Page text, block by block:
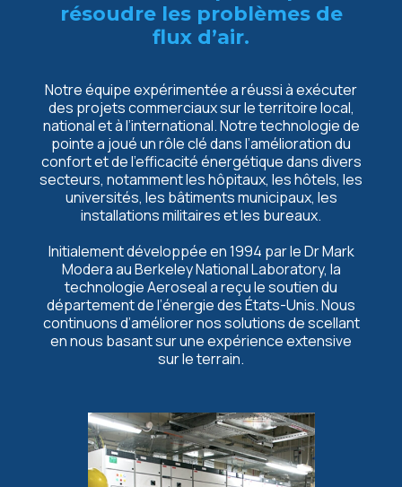
résoudre les problèmes de
flux d’air.
Notre équipe expérimentée a réussi à exécuter
des projets commerciaux sur le territoire local,
national et à l’international. Notre technologie de
pointe a joué un rôle clé dans l’amélioration du
confort et de l’efficacité énergétique dans divers
secteurs, notamment les hôpitaux, les hôtels, les
universités, les bâtiments municipaux, les
installations militaires et les bureaux.
Initialement développée en 1994 par le Dr Mark
Modera au Berkeley National Laboratory, la
technologie Aeroseal a reçu le soutien du
département de l’énergie des États-Unis. Nous
continuons d’améliorer nos solutions de scellant
en nous basant sur une expérience extensive
sur le terrain.